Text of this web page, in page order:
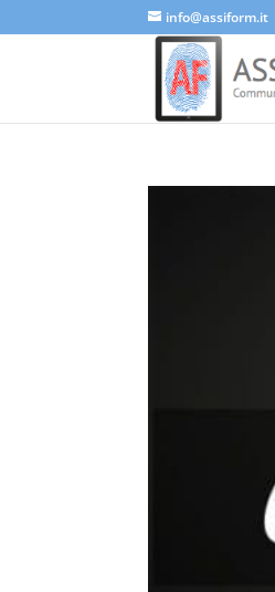
info@assiform.it